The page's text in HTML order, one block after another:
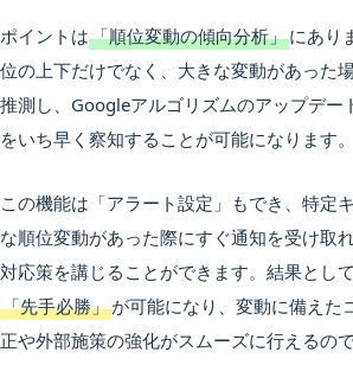
ポイントは「順位変動の傾向分析」にあり
位の上下だけでなく、大きな変動があった
推測し、Googleアルゴリズムのアップデー
をいち早く察知することが可能になります。
この機能は「アラート設定」もでき、特定
な順位変動があった際にすぐ通知を受け取
対応策を講じることができます。結果とし
「先手必勝」が可能になり、変動に備えた
正や外部施策の強化がスムーズに行えるので